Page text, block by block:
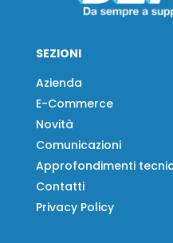
SEZIONI
Azienda
E-Commerce
Novità
Comunicazioni
Approfondimenti
Contatti
Privacy Policy